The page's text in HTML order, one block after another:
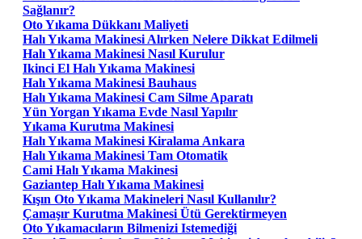
Sağlanır?
Oto Yıkama Dükkanı Maliyeti
Halı Yıkama Makinesi Alırken Nelere Dikkat Edilmeli
Halı Yıkama Makinesi Nasıl Kurulur
Ikinci El Halı Yıkama Makinesi
Halı Yıkama Makinesi Bauhaus
Halı Yıkama Makinesi Cam Silme Aparatı
Yün Yorgan Yıkama Evde Nasıl Yapılır
Yıkama Kurutma Makinesi
Halı Yıkama Makinesi Kiralama Ankara
Halı Yıkama Makinesi Tam Otomatik
Cami Halı Yıkama Makinesi
Gaziantep Halı Yıkama Makinesi
Kışın Oto Yıkama Makineleri Nasıl Kullanılır?
Çamaşır Kurutma Makinesi Ütü Gerektirmeyen
Oto Yıkamacıların Bilmenizi Istemediği